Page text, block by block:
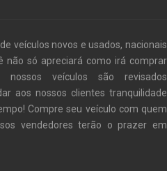
veículos novos e usados, nacionais
não só apreciará como irá comprar
nossos veículos são revisados
aos nossos clientes tranquilidade
Compre seu veículo com quem
vendedores terão o prazer em